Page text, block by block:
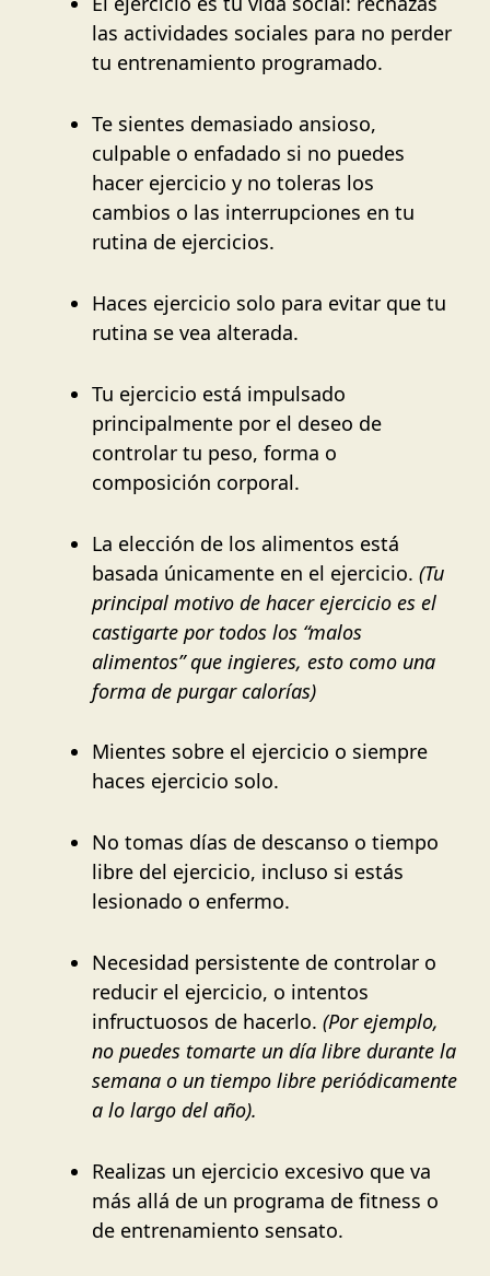
las actividades sociales para no perder
tu entrenamiento programado.
Te sientes demasiado ansioso,
culpable o enfadado si no puedes
hacer ejercicio y no toleras los
cambios o las interrupciones en tu
rutina de ejercicios.
Haces ejercicio solo para evitar que tu
rutina se vea alterada.
Tu ejercicio está impulsado
principalmente por el deseo de
controlar tu peso, forma o
composición corporal.
La elección de los alimentos está
basada únicamente en el ejercicio. (Tu
principal motivo de hacer ejercicio es el
castigarte por todos los “malos
alimentos” que ingieres, esto como una
forma de purgar calorías)
Mientes sobre el ejercicio o siempre
haces ejercicio solo.
No tomas días de descanso o tiempo
libre del ejercicio, incluso si estás
lesionado o enfermo.
Necesidad persistente de controlar o
reducir el ejercicio, o intentos
infructuosos de hacerlo. (Por ejemplo,
no puedes tomarte un día libre durante la
semana o un tiempo libre periódicamente
a lo largo del año).
Realizas un ejercicio excesivo que va
más allá de un programa de fitness o
de entrenamiento sensato.